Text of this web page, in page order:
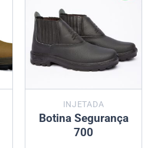
INJETADA
Botina Segurança
700